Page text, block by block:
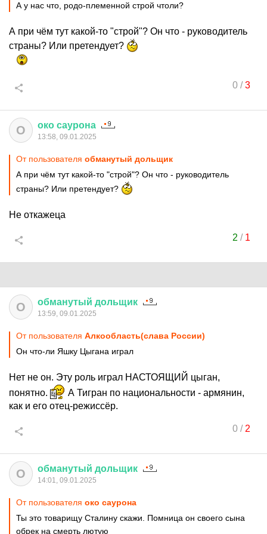
А у нас что, родо-племенной строй чтоли?
А при чём тут какой-то "строй"? Он что - руководитель
страны? Или претендует?
0/3
О око саурона
13:58, 09.01.2025
От пользователя обманутый дольщик
А при чём тут какой-то "строй"? Он что - руководитель
страны? Или претендует?
Не откажеца
2 / 1
О обманутый дольщик
13:59, 09.01.2025
От пользователя Алкообласть(слава России)
Он что-ли Яшку Цыгана играл
Нет не он. Эту роль играл НАСТОЯЩИЙ цыган,
понятно.
А Тигран по национальности - армянин,
как и его отец-режиссёр.
0/ 2
О обманутый дольщик
14:01, 09.01.2025
От пользователя око саурона
Ты это товарищу Сталину скажи. Помница он своего сына
обрек на смерть лютую